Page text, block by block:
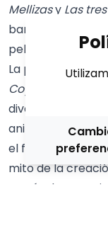
Mellizasy Las
barcelonesa, y
película
Las
La proyección
Coyote
cerrará
diverso. Dirigido
animación Áron
el film presenta
mito de la
través de una